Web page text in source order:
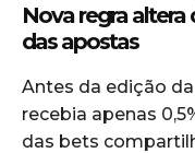
Nova regra
das apostas
Antes da edição
recebia apenas
das bets